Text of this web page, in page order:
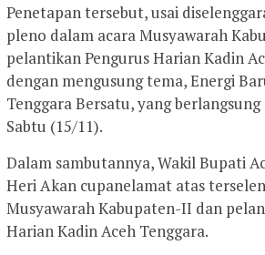
Penetapan tersebut, usai
pleno dalam acara Musyawarah
pelantikan Pengurus Harian Kadin
dengan mengusung tema, Energi
Tenggara Bersatu, yang
Sabtu (15/11).
Dalam sambutannya, Wakil Bupati
Heri Akan cupanelamat atas
Musyawarah Kabupaten-II dan
Harian Kadin Aceh Tenggara.